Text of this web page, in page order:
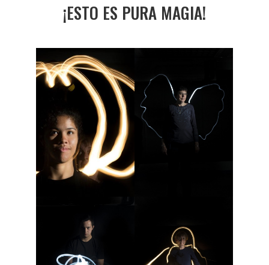
¡ESTO ES PURA MAGIA!